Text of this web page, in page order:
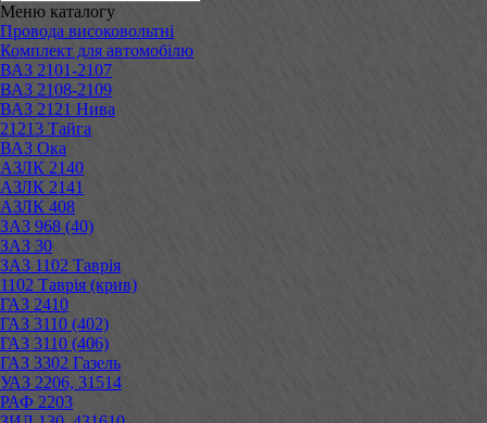
Меню каталогу
Провода високовольтні
Комплект для автомобілю
ВАЗ 2101-2107
ВАЗ 2108-2109
ВАЗ 2121 Нива
21213 Тайга
ВАЗ Ока
АЗЛК 2140
АЗЛК 2141
АЗЛК 408
ЗАЗ 968 (40)
ЗАЗ 30
ЗАЗ 1102 Таврія
1102 Таврія (крив)
ГАЗ 2410
ГАЗ 3110 (402)
ГАЗ 3110 (406)
ГАЗ 3302 Газель
УАЗ 2206, 31514
РАФ 2203